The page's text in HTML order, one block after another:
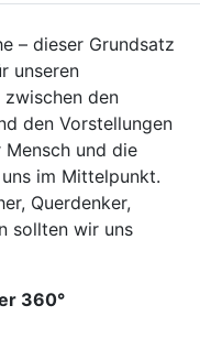
– dieser Grundsatz
unseren
den
den Vorstellungen
und die
im Mittelpunkt.
Querdenker,
sollten wir uns
360°